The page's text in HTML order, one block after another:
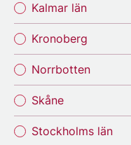
Kalmar län
Kronoberg
Norrbotten
Skåne
Stockholms län